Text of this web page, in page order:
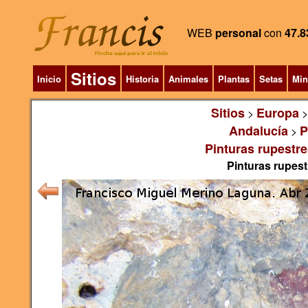
WEB personalcon
Inicio Sitios Historia Animales Plantas Setas
Sitios> Europa
Andalucía >
Pinturas
Pinturas